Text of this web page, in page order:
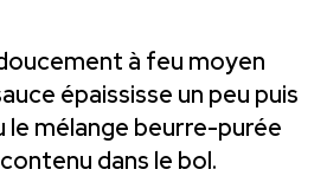
à feu moyen
épaississe un peu puis
le mélange beurre-purée
contenu dans le bol.